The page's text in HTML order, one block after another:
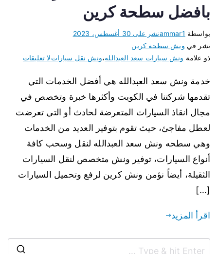
بافضل سطحة كرين
بواسطة ammar1نشر على 30 أغسطس، 2023
نشر في ونش سطحة كرين
ذو علامة ونش سيارات سعد العبدالله،ونش نقل سياراتلا تعليقات
خدمة ونش سعد العبدالله هي أفضل الخدمات التي
تقدمها شركتنا في الكويت وأكثرها خبرة وتخصص في
مجال انقاذ السيارات المتعرضة لحادث أو التي تعرضت
لعطل مفاجئ، حيث تقوم بتوفير العديد من الخدمات
وهي سطحه ونش سعد العبدالله لنقل وسحب كافة
أنواع السيارات، توفير ونش متخصص لنقل السيارات
الثقيلة، أيضاً نؤمن ونش كرين لرفع وتحميل السيارات
[…]
اقرأ المزيد